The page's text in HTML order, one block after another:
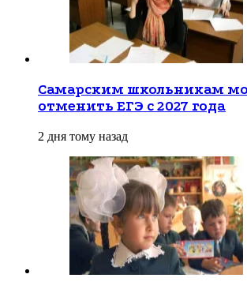
Самарским школьникам
отменить ЕГЭ с 2027 года
2 дня тому назад